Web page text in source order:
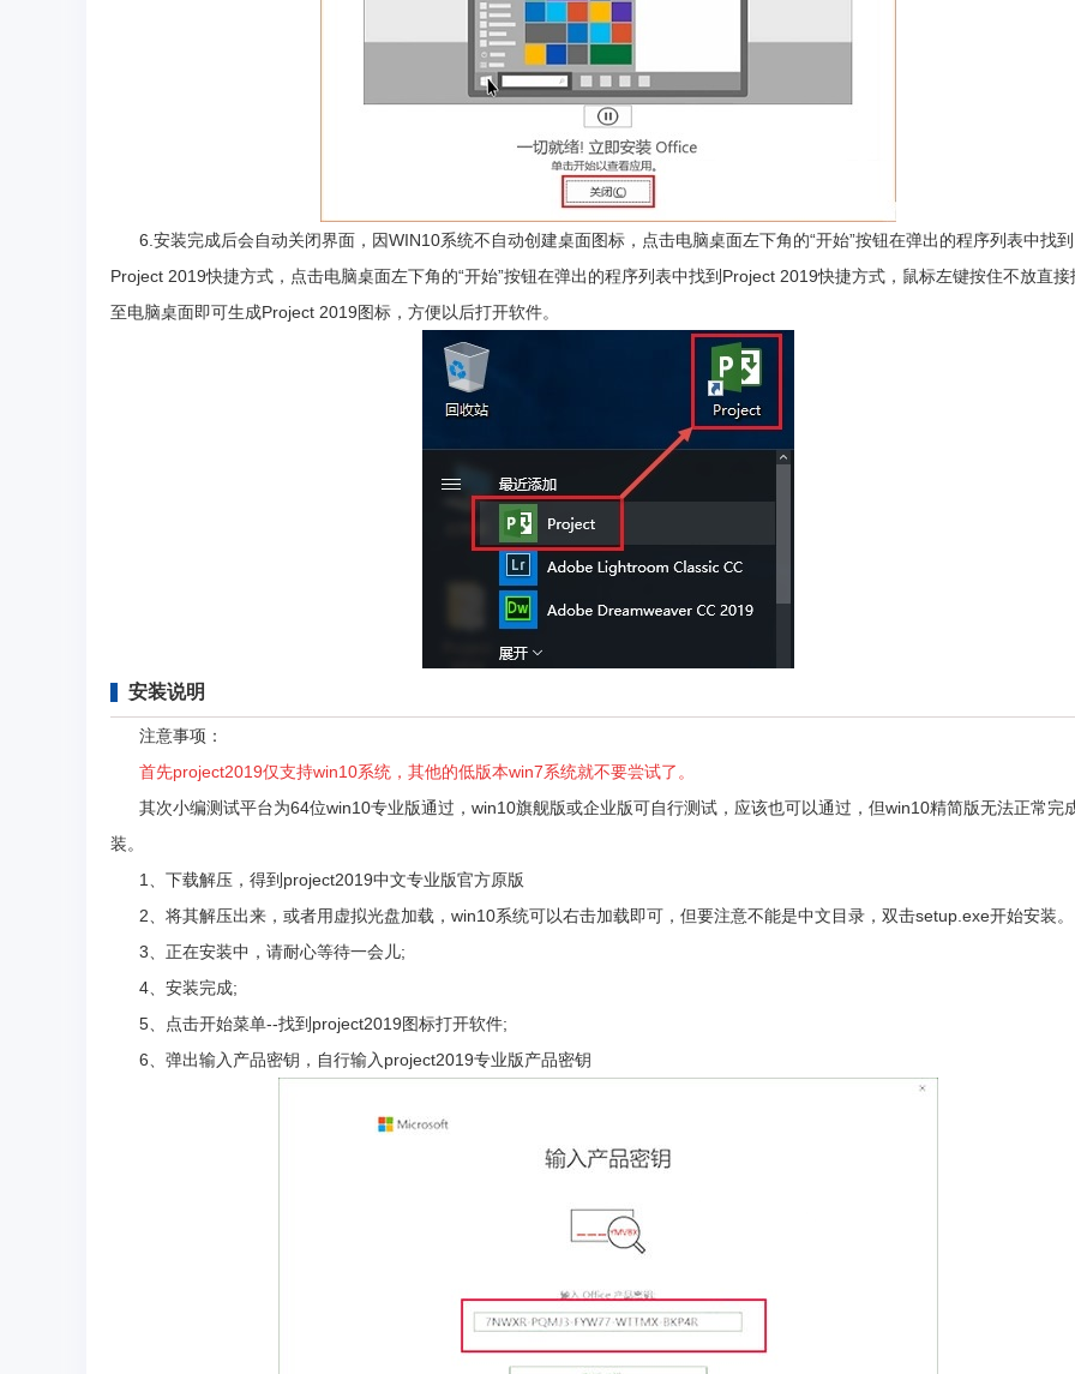
6.安装完成后会自动关闭界面，因WIN10系统不自动创建桌面图标，点击电脑桌面左下角的“开始”按钮在弹出的程序列表中找到
Project 2019快捷方式，点击电脑桌面左下角的“开始”按钮在弹出的程序列表中找到Project 2019快捷方式，鼠标左键按住不放直接
至电脑桌面即可生成Project 2019图标，方便以后打开软件。
安装说明
注意事项：
首先project2019仅支持win10系统，其他的低版本win7系统就不要尝试了。
其次小编测试平台为64位win10专业版通过，win10旗舰版或企业版可自行测试，应该也可以通过，但win10精简版无法正常完
装。
1、下载解压，得到project2019中文专业版官方原版
2、将其解压出来，或者用虚拟光盘加载，win10系统可以右击加载即可，但要注意不能是中文目录，双击setup.exe开始安装。
3、正在安装中，请耐心等待一会儿;
4、安装完成;
5、点击开始菜单--找到project2019图标打开软件;
6、弹出输入产品密钥，自行输入project2019专业版产品密钥